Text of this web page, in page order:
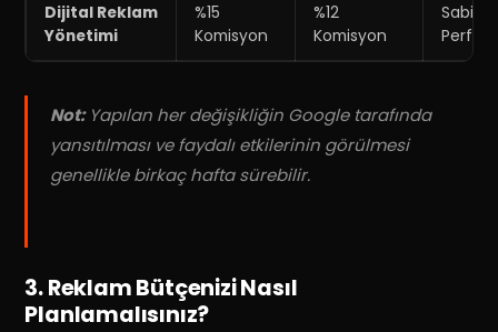
Dijital Reklam
Yönetimi
%15
Komisyon
%12
Komisyon
Sabit +
Not:Yapılan her değişikliğin Google tarafında
yansıtılması ve faydalı etkilerinin görülmesi
genellikle birkaç hafta sürebilir.
3. Reklam Bütçenizi Nasıl
Planlamalısınız?